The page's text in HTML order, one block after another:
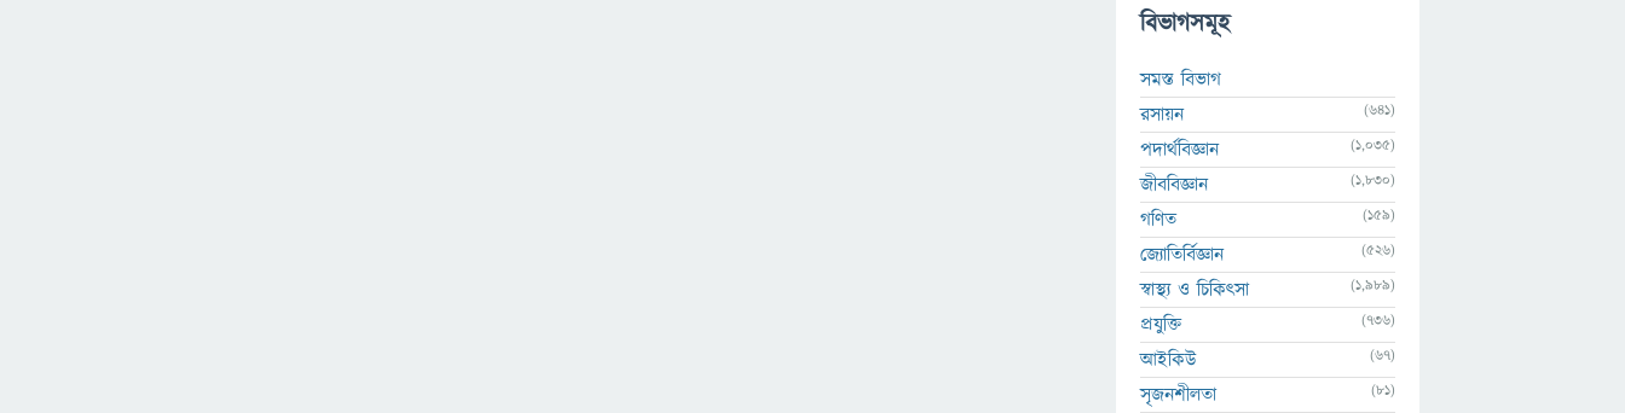
বিভাগসমূহ
সমস্ত বিভাগ
রসায়ন
(641)
পদার্থবিজ্ঞান (1,035)
জীববিজ্ঞান (1,830)
গণিত (159)
জ্যোতির্বিজ্ঞান (526)
স্বাস্থ্য ও চিকিৎসা (1,989)
প্রযুক্তি (736)
আইকিউ (67)
সৃজনশীলতা (81)